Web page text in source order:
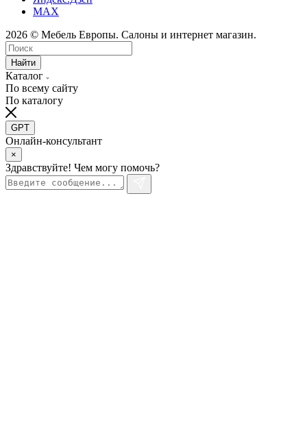
MAX
2026 © Мебель Европы. Салоны и интернет магазин.
Найти
Каталог
По всему сайту
По каталогу
GPT
Онлайн-консультант
×
Здравствуйте! Чем могу помочь?